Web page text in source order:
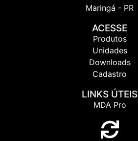
Maringá - PR
ACESSE
Produtos
Unidades
Downloads
Cadastro
LINKS ÚTEIS
MDA Pro